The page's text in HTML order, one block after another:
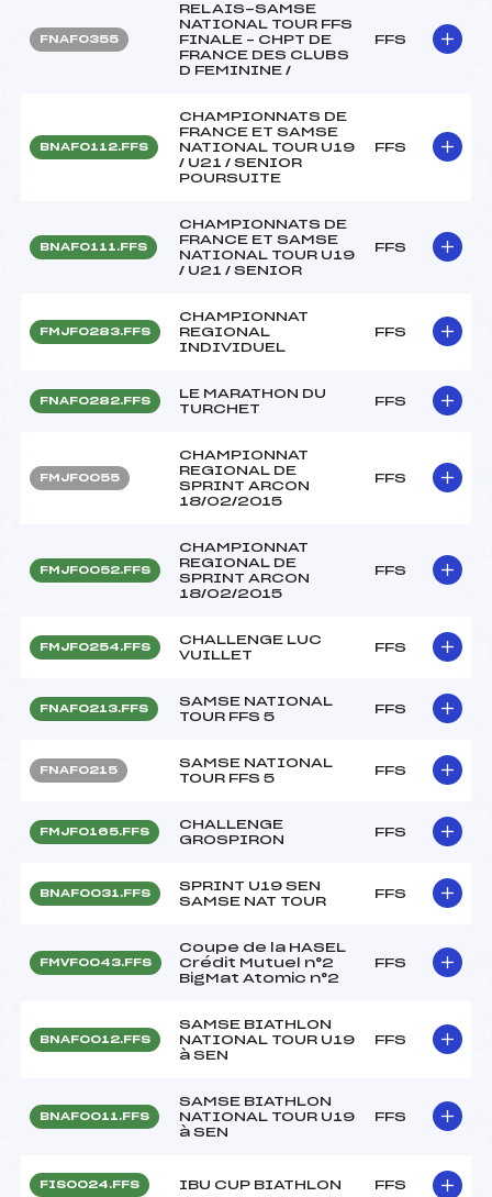
FNAF0355
RELAIS-SAMSE
NATIONAL TOUR FFS
FINALE – CHPT DE
FRANCE DES CLUBS
D FEMININE /
FFS
BNAF0112.FFS
CHAMPIONNATS DE
FRANCE ET SAMSE
NATIONAL TOUR U19
/ U21 / SENIOR
POURSUITE
FFS
BNAF0111.FFS
CHAMPIONNATS DE
FRANCE ET SAMSE
NATIONAL TOUR U19
/ U21 / SENIOR
FFS
FMJF0283.FFS
CHAMPIONNAT
REGIONAL
INDIVIDUEL
FFS
FNAF0282.FFS
LE MARATHON DU
TURCHET
FFS
FMJF0055
CHAMPIONNAT
REGIONAL DE
SPRINT ARCON
18/02/2015
FFS
FMJF0052.FFS
CHAMPIONNAT
REGIONAL DE
SPRINT ARCON
18/02/2015
FFS
FMJF0254.FFS
CHALLENGE LUC
VUILLET
FFS
FNAF0213.FFS
SAMSE NATIONAL
TOUR FFS 5
FFS
FNAF0215
SAMSE NATIONAL
TOUR FFS 5
FFS
FMJF0165.FFS
CHALLENGE
GROSPIRON
FFS
BNAF0031.FFS
SPRINT U19 SEN
SAMSE NAT TOUR
FFS
FMVF0043.FFS
Coupe de la HASEL
Crédit Mutuel n°2
BigMat Atomic n°2
FFS
BNAF0012.FFS
SAMSE BIATHLON
NATIONAL TOUR U19
à SEN
FFS
BNAF0011.FFS
SAMSE BIATHLON
NATIONAL TOUR U19
à SEN
FFS
FIS0024.FFS IBU CUP BIATHLON FFS